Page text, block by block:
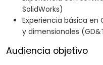
SolidWorks)
Experiencia básica
y dimensionales
Audiencia objetivo